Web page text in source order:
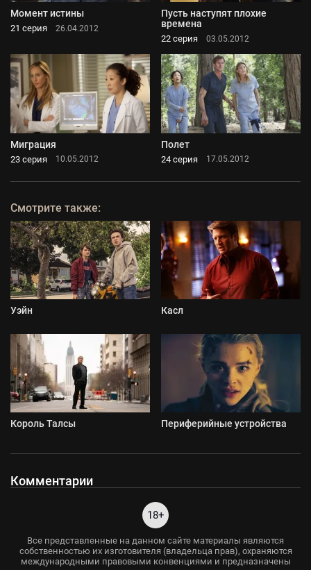
Момент истины
21 серия 26.04.2012
Пусть наступят плохие
времена
22 серия 03.05.2012
Миграция
23 серия 10.05.2012
Полет
24 серия 17.05.2012
Смотрите также:
Уэйн Касл
Король Талсы Периферийные устройства
Комментарии
18+
Все представленные на данном сайте материалы являются
собственностью их изготовителя (владельца прав), охраняются
международными правовыми конвенциями и предназначены